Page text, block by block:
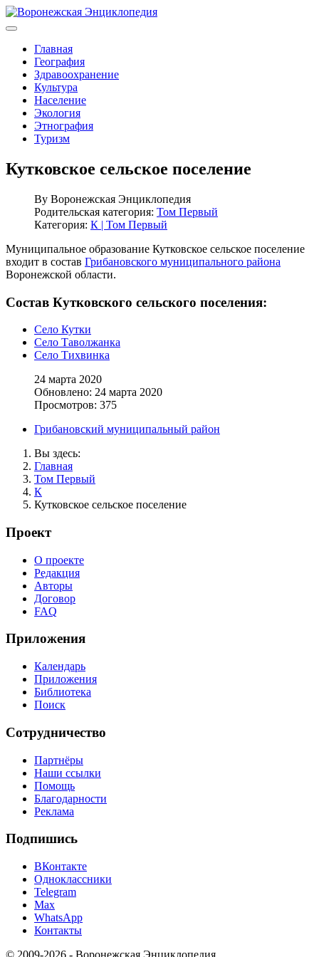
Главная
География
Здравоохранение
Культура
Население
Экология
Этнография
Туризм
Кутковское сельское поселение
By Воронежская Энциклопедия
Родительская категория: Том Первый
Категория: К | Том Первый
Муниципальное образование Кутковское сельское поселение
входит в состав Грибановского муниципального района
Воронежской области.
Состав Кутковского сельского поселения:
Село Кутки
Село Таволжанка
Село Тихвинка
24 марта 2020
Обновлено: 24 марта 2020
Просмотров: 375
Грибановский муниципальный район
Вы здесь:
Главная
Том Первый
К
Кутковское сельское поселение
Проект
О проекте
Редакция
Авторы
Договор
FAQ
Приложения
Календарь
Приложения
Библиотека
Поиск
Сотрудничество
Партнёры
Наши ссылки
Помощь
Благодарности
Реклама
Подпишись
ВКонтакте
Одноклассники
Telegram
Max
WhatsApp
Контакты
© 2009-2026 - Воронежская Энциклопедия.